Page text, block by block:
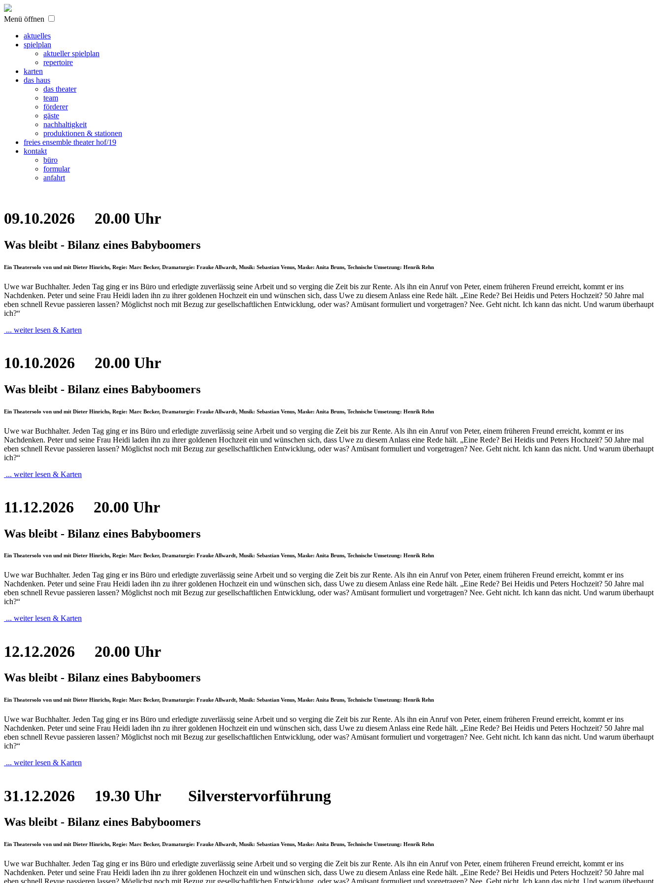
Menü öffnen
aktuelles
spielplan
aktueller spielplan
repertoire
karten
das haus
das theater
team
förderer
gäste
nachhaltigkeit
produktionen & stationen
freies ensemble theater hof/19
kontakt
büro
formular
anfahrt
09.10.2026 20.00 Uhr
Was bleibt - Bilanz eines Babyboomers
Ein Theatersolo von und mit Dieter Hinrichs, Regie: Marc Becker, Dramaturgie: Frauke Allwardt, Musik: Sebastian Venus, Maske: Anita Bruns, Technische Umsetzung: Henrik Rehn
Uwe war Buchhalter. Jeden Tag ging er ins Büro und erledigte zuverlässig seine Arbeit und so verging die Zeit bis zur Rente. Als ihn ein Anruf von Peter, einem früheren Freund erreicht, kommt er ins
Nachdenken. Peter und seine Frau Heidi laden ihn zu ihrer goldenen Hochzeit ein und wünschen sich, dass Uwe zu diesem Anlass eine Rede hält. „Eine Rede? Bei Heidis und Peters Hochzeit? 50 Jahre mal
eben schnell Revue passieren lassen? Möglichst noch mit Bezug zur gesellschaftlichen Entwicklung, oder was? Amüsant formuliert und vorgetragen? Nee. Geht nicht. Ich kann das nicht. Und warum überhaupt
ich?“
... weiter lesen & Karten
10.10.2026 20.00 Uhr
Was bleibt - Bilanz eines Babyboomers
Ein Theatersolo von und mit Dieter Hinrichs, Regie: Marc Becker, Dramaturgie: Frauke Allwardt, Musik: Sebastian Venus, Maske: Anita Bruns, Technische Umsetzung: Henrik Rehn
Uwe war Buchhalter. Jeden Tag ging er ins Büro und erledigte zuverlässig seine Arbeit und so verging die Zeit bis zur Rente. Als ihn ein Anruf von Peter, einem früheren Freund erreicht, kommt er ins
Nachdenken. Peter und seine Frau Heidi laden ihn zu ihrer goldenen Hochzeit ein und wünschen sich, dass Uwe zu diesem Anlass eine Rede hält. „Eine Rede? Bei Heidis und Peters Hochzeit? 50 Jahre mal
eben schnell Revue passieren lassen? Möglichst noch mit Bezug zur gesellschaftlichen Entwicklung, oder was? Amüsant formuliert und vorgetragen? Nee. Geht nicht. Ich kann das nicht. Und warum überhaupt
ich?“
... weiter lesen & Karten
11.12.2026 20.00 Uhr
Was bleibt - Bilanz eines Babyboomers
Ein Theatersolo von und mit Dieter Hinrichs, Regie: Marc Becker, Dramaturgie: Frauke Allwardt, Musik: Sebastian Venus, Maske: Anita Bruns, Technische Umsetzung: Henrik Rehn
Uwe war Buchhalter. Jeden Tag ging er ins Büro und erledigte zuverlässig seine Arbeit und so verging die Zeit bis zur Rente. Als ihn ein Anruf von Peter, einem früheren Freund erreicht, kommt er ins
Nachdenken. Peter und seine Frau Heidi laden ihn zu ihrer goldenen Hochzeit ein und wünschen sich, dass Uwe zu diesem Anlass eine Rede hält. „Eine Rede? Bei Heidis und Peters Hochzeit? 50 Jahre mal
eben schnell Revue passieren lassen? Möglichst noch mit Bezug zur gesellschaftlichen Entwicklung, oder was? Amüsant formuliert und vorgetragen? Nee. Geht nicht. Ich kann das nicht. Und warum überhaupt
ich?“
... weiter lesen & Karten
12.12.2026 20.00 Uhr
Was bleibt - Bilanz eines Babyboomers
Ein Theatersolo von und mit Dieter Hinrichs, Regie: Marc Becker, Dramaturgie: Frauke Allwardt, Musik: Sebastian Venus, Maske: Anita Bruns, Technische Umsetzung: Henrik Rehn
Uwe war Buchhalter. Jeden Tag ging er ins Büro und erledigte zuverlässig seine Arbeit und so verging die Zeit bis zur Rente. Als ihn ein Anruf von Peter, einem früheren Freund erreicht, kommt er ins
Nachdenken. Peter und seine Frau Heidi laden ihn zu ihrer goldenen Hochzeit ein und wünschen sich, dass Uwe zu diesem Anlass eine Rede hält. „Eine Rede? Bei Heidis und Peters Hochzeit? 50 Jahre mal
eben schnell Revue passieren lassen? Möglichst noch mit Bezug zur gesellschaftlichen Entwicklung, oder was? Amüsant formuliert und vorgetragen? Nee. Geht nicht. Ich kann das nicht. Und warum überhaupt
ich?“
... weiter lesen & Karten
31.12.2026 19.30 Uhr Silverstervorführung
Was bleibt - Bilanz eines Babyboomers
Ein Theatersolo von und mit Dieter Hinrichs, Regie: Marc Becker, Dramaturgie: Frauke Allwardt, Musik: Sebastian Venus, Maske: Anita Bruns, Technische Umsetzung: Henrik Rehn
Uwe war Buchhalter. Jeden Tag ging er ins Büro und erledigte zuverlässig seine Arbeit und so verging die Zeit bis zur Rente. Als ihn ein Anruf von Peter, einem früheren Freund erreicht, kommt er ins
Nachdenken. Peter und seine Frau Heidi laden ihn zu ihrer goldenen Hochzeit ein und wünschen sich, dass Uwe zu diesem Anlass eine Rede hält. „Eine Rede? Bei Heidis und Peters Hochzeit? 50 Jahre mal
eben schnell Revue passieren lassen? Möglichst noch mit Bezug zur gesellschaftlichen Entwicklung, oder was? Amüsant formuliert und vorgetragen? Nee. Geht nicht. Ich kann das nicht. Und warum überhaupt